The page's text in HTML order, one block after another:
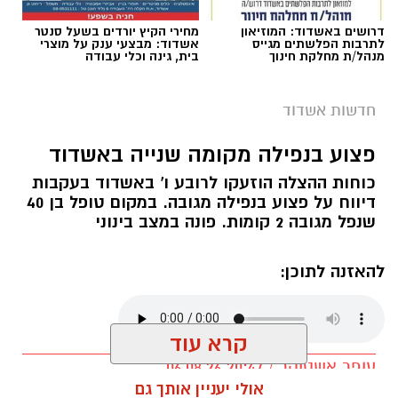
להורדת אפליקציה של אשדוד נט לחצו כאן
עקבו באינסטגרם
תגים: נפילה מגובה באשדוד
צילום: הצלה דרום
לתרבות הפלשתים מגייס
מנהל/ת מחלקת חינוך
לדעת לפני שמגישים הצעה
לדירה באשדוד